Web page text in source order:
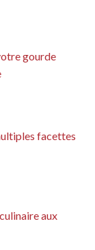
gourde
facettes
aux